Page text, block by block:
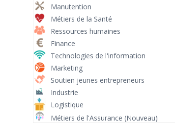
Manutention
Métiers de la Santé
Ressources humaines
Finance
Technologies de l'information
Marketing
Soutien jeunes entrepreneurs
Industrie
Logistique
Métiers de l'Assurance (Nouveau)